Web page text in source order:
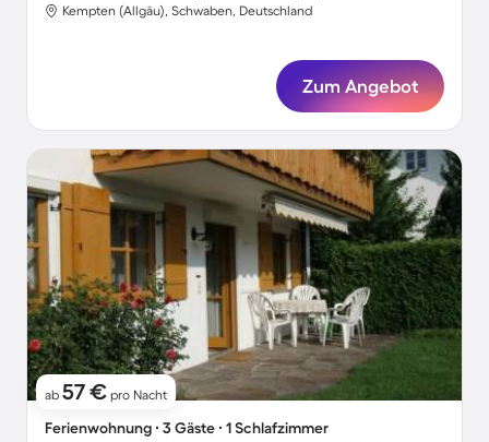
Kempten (Allgäu), Schwaben, Deutschland
Zum Angebot
ab 57 € pro Nacht
Ferienwohnung ∙ 3 Gäste ∙ 1 Schlafzimmer